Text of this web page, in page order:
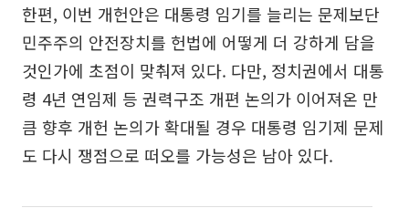
한편, 이번 개헌안은 대통령 임기를 늘리는 문제보단
민주주의 안전장치를 헌법에 어떻게 더 강하게 담을
것인가에 초점이 맞춰져 있다. 다만, 정치권에서 대통
령 4년 연임제 등 권력구조 개편 논의가 이어져온 만
큼 향후 개헌 논의가 확대될 경우 대통령 임기제 문제
도 다시 쟁점으로 떠오를 가능성은 남아 있다.